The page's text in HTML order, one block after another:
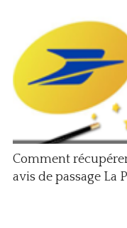
Comment
avis de passage La